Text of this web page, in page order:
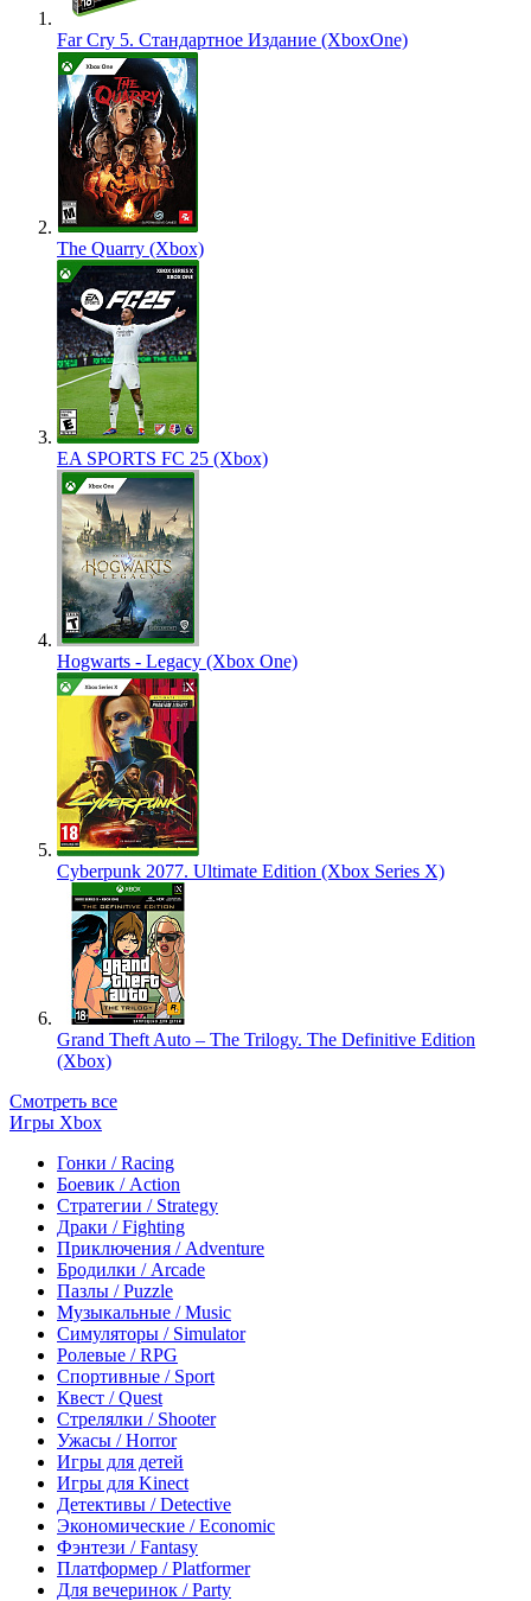
Far Cry 5. Стандартное Издание (XboxOne)
The Quarry (Xbox)
EA SPORTS FC 25 (Xbox)
Hogwarts - Legacy (Xbox One)
Cyberpunk 2077. Ultimate Edition (Xbox Series X)
Grand Theft Auto – The Trilogy. The Definitive Edition
(Xbox)
Смотреть все
Игры Xbox
Гонки / Racing
Боевик / Action
Стратегии / Strategy
Драки / Fighting
Приключения / Adventure
Бродилки / Arcade
Пазлы / Puzzle
Музыкальные / Music
Симуляторы / Simulator
Ролевые / RPG
Спортивные / Sport
Квест / Quest
Стрелялки / Shooter
Ужасы / Horror
Игры для детей
Игры для Kinect
Детективы / Detective
Экономические / Economic
Фэнтези / Fantasy
Платформер / Platformer
Для вечеринок / Party